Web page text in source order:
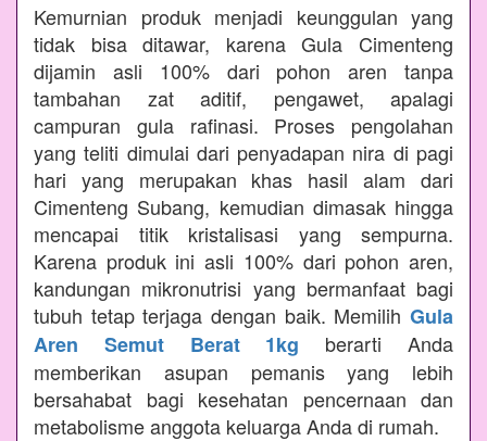
Kemurnian produk menjadi keunggulan yang
tidak bisa ditawar, karena Gula Cimenteng
dijamin asli 100% dari pohon aren tanpa
tambahan zat aditif, pengawet, apalagi
campuran gula rafinasi. Proses pengolahan
yang teliti dimulai dari penyadapan nira di pagi
hari yang merupakan khas hasil alam dari
Cimenteng Subang, kemudian dimasak hingga
mencapai titik kristalisasi yang sempurna.
Karena produk ini asli 100% dari pohon aren,
kandungan mikronutrisi yang bermanfaat bagi
tubuh tetap terjaga dengan baik. Memilih Gula
Aren Semut Berat 1kg berarti Anda
memberikan asupan pemanis yang lebih
bersahabat bagi kesehatan pencernaan dan
metabolisme anggota keluarga Anda di rumah.